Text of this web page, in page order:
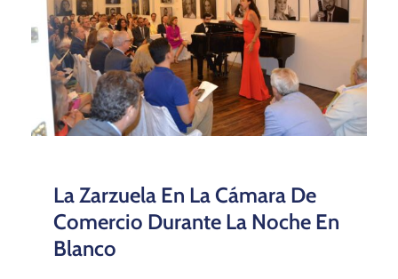
La Zarzuela En La Cámara De
Comercio Durante La Noche En
Blanco